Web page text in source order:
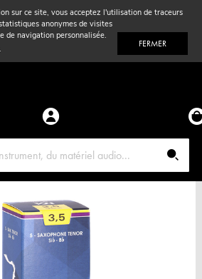
sur ce site, vous acceptez l'utilisation de traceurs
anonymes de visites
de navigation personnalisée.
. FERMER